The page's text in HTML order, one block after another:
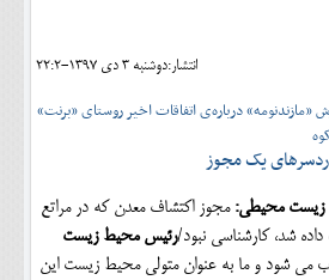
انتشار:دوشنبه 3 دی 1397-22:2
«مازندنومه» درباره‌ی اتفاقات اخیر روستای «برنت»
یک مجوز
زیست محیطی:مجوز اکتشاف معدن که در مراتع
داده شد، کارشناسی نبود/رئیس محیط زیست
می شود و ما به عنوان متولی محیط زیست این